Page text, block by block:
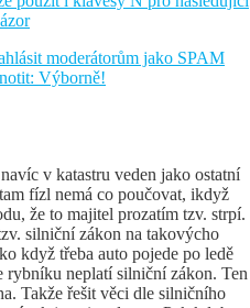
moderátorům jako SPAM
Výborně!
v katastru veden jako ostatní
fízl nemá co poučovat, ikdyž
že to majitel prozatím tzv. strpí.
silniční zákon na takovýcho
když třeba auto pojede po ledě
rybníku neplatí silniční zákon. Ten
Takže řešit věci dle silničního